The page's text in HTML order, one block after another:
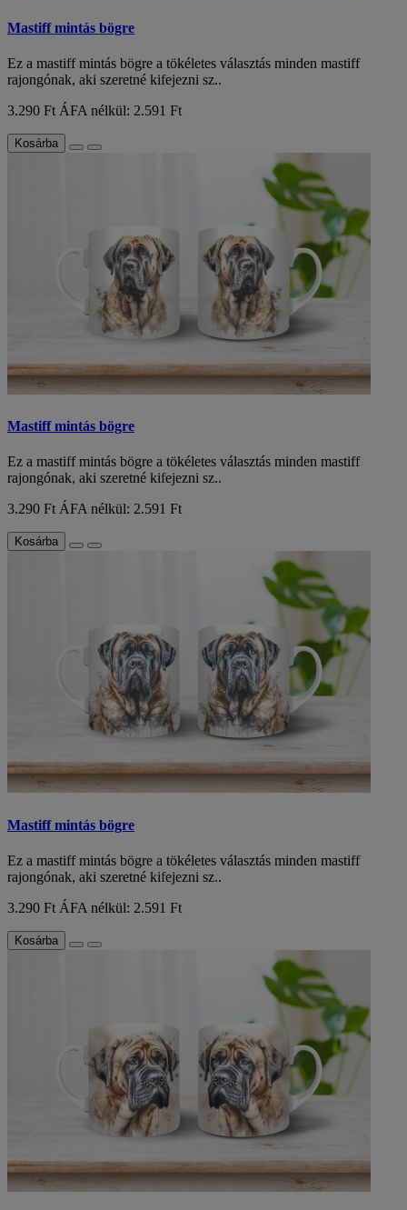
Mastiff mintás bögre
Ez a mastiff mintás bögre a tökéletes választás minden mastiff
rajongónak, aki szeretné kifejezni sz..
3.290 Ft ÁFA nélkül: 2.591 Ft
Kosárba
Mastiff mintás bögre
Ez a mastiff mintás bögre a tökéletes választás minden mastiff
rajongónak, aki szeretné kifejezni sz..
3.290 Ft ÁFA nélkül: 2.591 Ft
Kosárba
Mastiff mintás bögre
Ez a mastiff mintás bögre a tökéletes választás minden mastiff
rajongónak, aki szeretné kifejezni sz..
3.290 Ft ÁFA nélkül: 2.591 Ft
Kosárba